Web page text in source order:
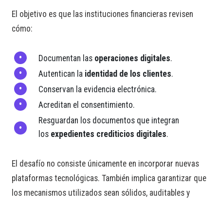
El objetivo es que las instituciones financieras revisen
cómo:
Documentan las operaciones digitales.
Autentican la identidad de los clientes.
Conservan la evidencia electrónica.
Acreditan el consentimiento.
Resguardan los documentos que integran
los expedientes crediticios digitales.
El desafío no consiste únicamente en incorporar nuevas
plataformas tecnológicas. También implica garantizar que
los mecanismos utilizados sean sólidos, auditables y